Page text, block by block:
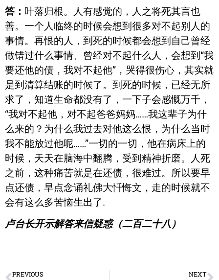
答： 叶落归根。人有感觉的，人之将死其言也
善。一个人临终的时候会想到很多对不起别人的
事情。再恨的人，到死的时候都会想到自己曾经
做错过什么事情、曾经对不起什么人，会想到“我
要还他的债，我对不起他”，哭得很伤心，其实就
是到清算结账的时候了。到死的时候，已经无所
求了，知道生命都没有了，一下子会感慨万千，
“我对不起他，对不起爸爸妈妈……我这辈子为什
么来的？为什么我过去对他这么恨，为什么当时
我不能放过他呢……”一切的一切，他在病床上的
时候，天天在脑海中翻腾，受到精神折磨。人死
之前，这种痛苦就是在还债，很难过。所以要早
点还债，早点念诵礼佛大忏悔文，走的时候就不
会有这么多苦恼生出了.
卢台长开示解答来信疑惑（二百二十八）
PREVIOUS NEXT